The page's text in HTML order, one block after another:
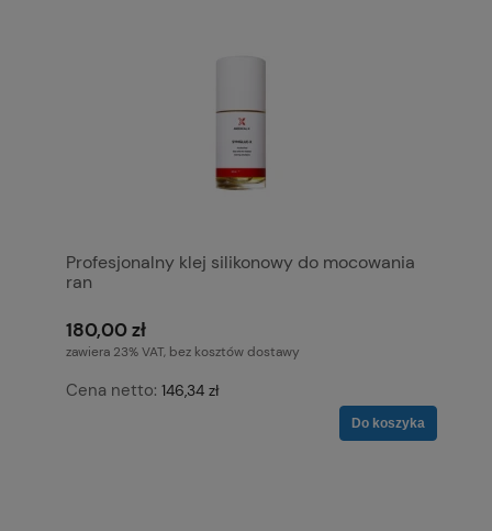
Profesjonalny klej silikonowy do mocowania
ran
180,00 zł
zawiera 23% VAT, bez kosztów dostawy
Cena netto: 146,34 zł
Do koszyka